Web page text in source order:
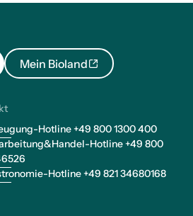
Mein Bioland
Hotline +49 800 1300 400
Hotline +49 800
Hotline +49 821 34680168